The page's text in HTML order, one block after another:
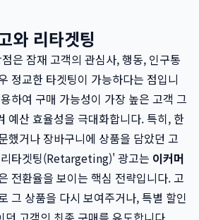
와 리타겟팅
은 잠재 고객의 관심사, 행동, 인구통
정교한 타겟팅이 가능하다는 점입니
하여 구매 가능성이 가장 높은 고객 그
예산 효율성을 극대화합니다. 특히, 한
했거나 장바구니에 상품을 담았던 고
타겟팅(Retargeting)' 광고는 이커머
전환율을 보이는 핵심 전략입니다. 고
그 상품을 다시 보여주거나, 특별 할인